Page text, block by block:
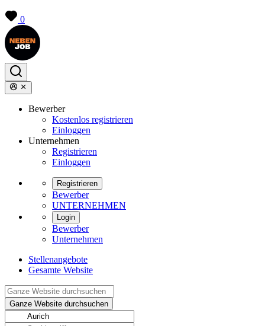
0
Bewerber
Kostenlos registrieren
Einloggen
Unternehmen
Registrieren
Einloggen
Registrieren
Bewerber
UNTERNEHMEN
Login
Bewerber
Unternehmen
Stellenangebote
Gesamte Website